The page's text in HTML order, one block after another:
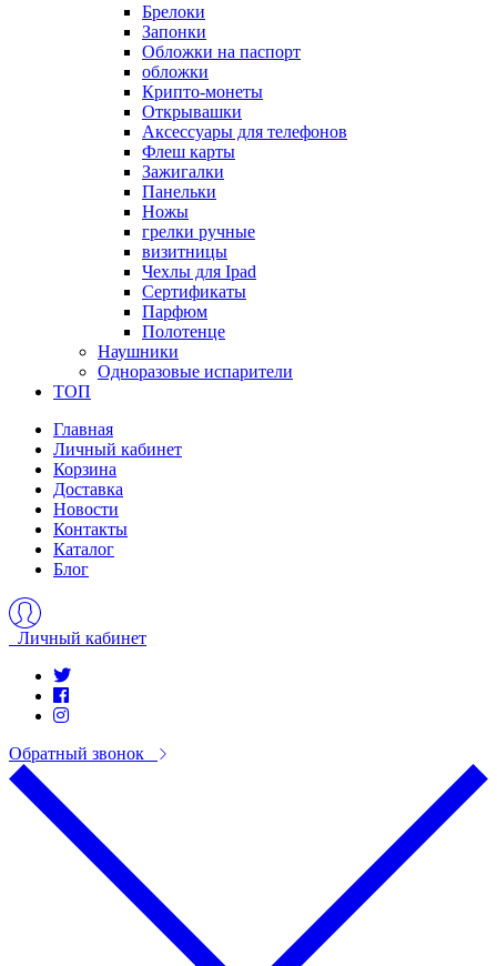
Брелоки
Запонки
Обложки на паспорт
обложки
Крипто-монеты
Открывашки
Аксессуары для телефонов
Флеш карты
Зажигалки
Панельки
Ножы
грелки ручные
визитницы
Чехлы для Ipad
Сертификаты
Парфюм
Полотенце
Наушники
Одноразовые испарители
ТОП
Главная
Личный кабинет
Корзина
Доставка
Новости
Контакты
Каталог
Блог
Личный кабинет
Обратный звонок